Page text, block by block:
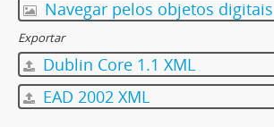
Navegar pelos objetos digitais
Exportar
Dublin Core 1.1 XML
EAD 2002 XML